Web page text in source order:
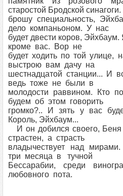
старостой Бродской
брошу специальность,
дело компаньоном. У нас
будет двести коров,
кроме вас. Вор не
будет ходить по той улице,
выстрою вам дачу на
шестнадцатой станции... И
ведь тоже не были в
молодости раввином. Кто
будем об этом говорить
громко?.. И зять у вас
Король, Эйхбаум...
И он добился своего, Беня
страстен, а страсть
владычествует над
три месяца в тучной
Бессарабии, среди
любовного пота.